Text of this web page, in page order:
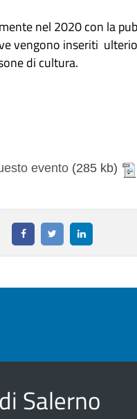
nel 2020 con la
vengono inseriti
di cultura.
evento (285 kb)
Salerno